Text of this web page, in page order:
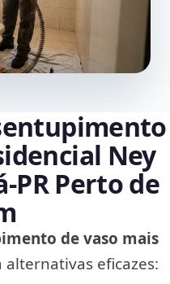
Ney
Perto de
de vaso mais
alternativas eficazes: